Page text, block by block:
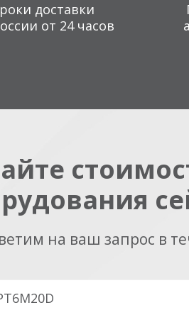
доставки
от 24 часов
на ваш запрос в